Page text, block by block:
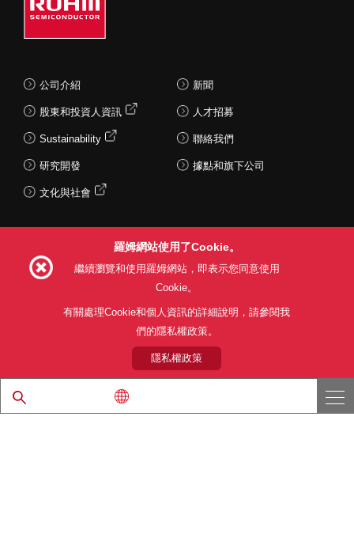
公司介紹
股東和投資人資訊
Sustainability
研究開發
文化與社會
新聞
人才招募
聯絡我們
據點和旗下公司
利用目的 隱私權政策
關於本公司產品銷售之標準條款(PDF)
© 1997 - 2026 ROHM CO., LTD. ALL RIGHTS RESERVED.
羅姆網站使用了Cookie。
繼續瀏覽和使用羅姆網站，即表示您同意使用
Cookie。
有關處理Cookie和個人資訊的詳細說明，請參閱我
們的隱私權政策。
隱私權政策